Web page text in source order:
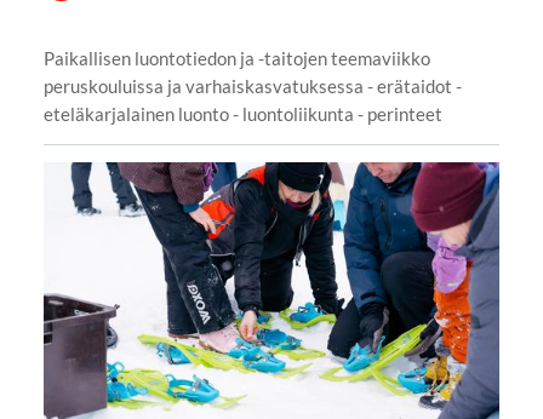
Paikallisen luontotiedon ja -taitojen teemaviikko
peruskouluissa ja varhaiskasvatuksessa - erätaidot -
eteläkarjalainen luonto - luontoliikunta - perinteet